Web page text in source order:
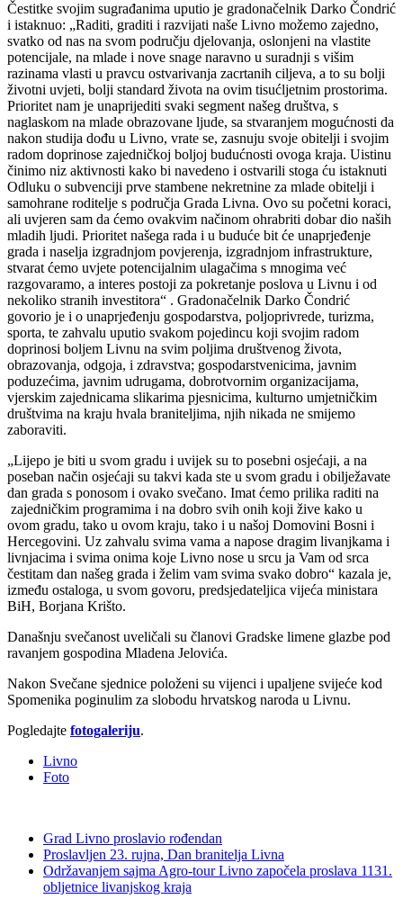
Čestitke svojim sugrađanima uputio je gradonačelnik Darko Čondrić
i istaknuo: „Raditi, graditi i razvijati naše Livno možemo zajedno,
svatko od nas na svom području djelovanja, oslonjeni na vlastite
potencijale, na mlade i nove snage naravno u suradnji s višim
razinama vlasti u pravcu ostvarivanja zacrtanih ciljeva, a to su bolji
životni uvjeti, bolji standard života na ovim tisućljetnim prostorima.
Prioritet nam je unaprijediti svaki segment našeg društva, s
naglaskom na mlade obrazovane ljude, sa stvaranjem mogućnosti da
nakon studija dođu u Livno, vrate se, zasnuju svoje obitelji i svojim
radom doprinose zajedničkoj boljoj budućnosti ovoga kraja. Uistinu
činimo niz aktivnosti kako bi navedeno i ostvarili stoga ću istaknuti
Odluku o subvenciji prve stambene nekretnine za mlade obitelji i
samohrane roditelje s područja Grada Livna. Ovo su početni koraci,
ali uvjeren sam da ćemo ovakvim načinom ohrabriti dobar dio naših
mladih ljudi. Prioritet našega rada i u buduće bit će unaprjeđenje
grada i naselja izgradnjom povjerenja, izgradnjom infrastrukture,
stvarat ćemo uvjete potencijalnim ulagačima s mnogima već
razgovaramo, a interes postoji za pokretanje poslova u Livnu i od
nekoliko stranih investitora“ . Gradonačelnik Darko Čondrić
govorio je i o unaprjeđenju gospodarstva, poljoprivrede, turizma,
sporta, te zahvalu uputio svakom pojedincu koji svojim radom
doprinosi boljem Livnu na svim poljima društvenog života,
obrazovanja, odgoja, i zdravstva; gospodarstvenicima, javnim
poduzećima, javnim udrugama, dobrotvornim organizacijama,
vjerskim zajednicama slikarima pjesnicima, kulturno umjetničkim
društvima na kraju hvala braniteljima, njih nikada ne smijemo
zaboraviti.
„Lijepo je biti u svom gradu i uvijek su to posebni osjećaji, a na
poseban način osjećaji su takvi kada ste u svom gradu i obilježavate
dan grada s ponosom i ovako svečano. Imat ćemo prilika raditi na
zajedničkim programima i na dobro svih onih koji žive kako u
ovom gradu, tako u ovom kraju, tako i u našoj Domovini Bosni i
Hercegovini. Uz zahvalu svima vama a napose dragim livanjkama i
livnjacima i svima onima koje Livno nose u srcu ja Vam od srca
čestitam dan našeg grada i želim vam svima svako dobro“ kazala je,
između ostaloga, u svom govoru, predsjedateljica vijeća ministara
BiH, Borjana Krišto.
Današnju svečanost uveličali su članovi Gradske limene glazbe pod
ravanjem gospodina Mladena Jelovića.
Nakon Svečane sjednice položeni su vijenci i upaljene svijeće kod
Spomenika poginulim za slobodu hrvatskog naroda u Livnu.
Pogledajte fotogaleriju.
Livno
Foto
Grad Livno proslavio rođendan
Proslavljen 23. rujna, Dan branitelja Livna
Održavanjem sajma Agro-tour Livno započela proslava 1131.
obljetnice livanjskog kraja